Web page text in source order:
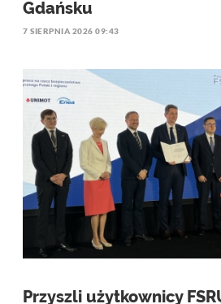
Gdańsku
7 SIERPNIA 2026 09:43
Przyszli użytkownicy